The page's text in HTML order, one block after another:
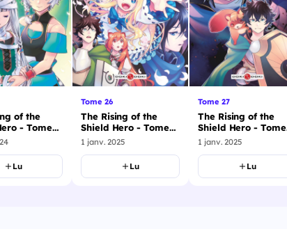
of the
- Tome
Lu
Tome 26
The Rising of the
Shield Hero - Tome
26
1 janv. 2025
Lu
Tome 27
The Rising of the
Shield Hero - Tome
27
1 janv. 2025
Lu